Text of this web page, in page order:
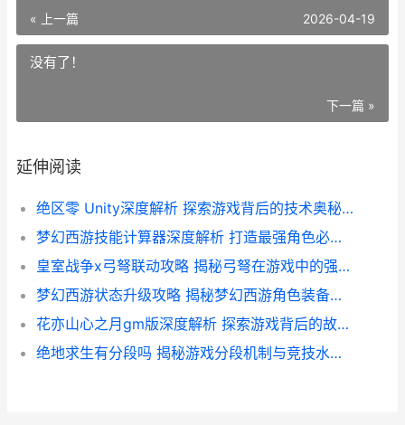
« 上一篇 2026-04-19
没有了！
下一篇 »
延伸阅读
绝区零 Unity深度解析 探索游戏背后的技术奥秘与市场前景
梦幻西游技能计算器深度解析 打造最强角色必备工具
皇室战争x弓弩联动攻略 揭秘弓弩在游戏中的强大作用与使用技巧
梦幻西游状态升级攻略 揭秘梦幻西游角色装备配置与性价比
花亦山心之月gm版深度解析 探索游戏背后的故事与价值
绝地求生有分段吗 揭秘游戏分段机制与竞技水平划分